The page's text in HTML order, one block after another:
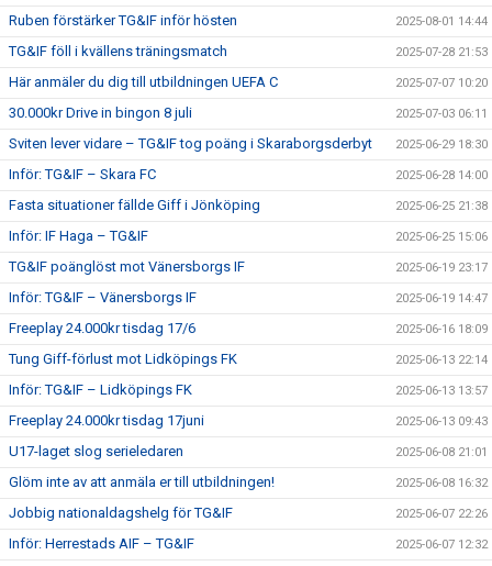
Ruben förstärker TG&IF inför hösten 2025-08-01 14:44
TG&IF föll i kvällens träningsmatch 2025-07-28 21:53
Här anmäler du dig till utbildningen UEFA C 2025-07-07 10:20
30.000kr Drive in bingon 8 juli 2025-07-03 06:11
Sviten lever vidare – TG&IF tog poäng i Skaraborgsderbyt 2025-06-29 18:30
Inför: TG&IF – Skara FC 2025-06-28 14:00
Fasta situationer fällde Giff i Jönköping 2025-06-25 21:38
Inför: IF Haga – TG&IF 2025-06-25 15:06
TG&IF poänglöst mot Vänersborgs IF 2025-06-19 23:17
Inför: TG&IF – Vänersborgs IF 2025-06-19 14:47
Freeplay 24.000kr tisdag 17/6 2025-06-16 18:09
Tung Giff-förlust mot Lidköpings FK 2025-06-13 22:14
Inför: TG&IF – Lidköpings FK 2025-06-13 13:57
Freeplay 24.000kr tisdag 17juni 2025-06-13 09:43
U17-laget slog serieledaren 2025-06-08 21:01
Glöm inte av att anmäla er till utbildningen! 2025-06-08 16:32
Jobbig nationaldagshelg för TG&IF 2025-06-07 22:26
Inför: Herrestads AIF – TG&IF 2025-06-07 12:32